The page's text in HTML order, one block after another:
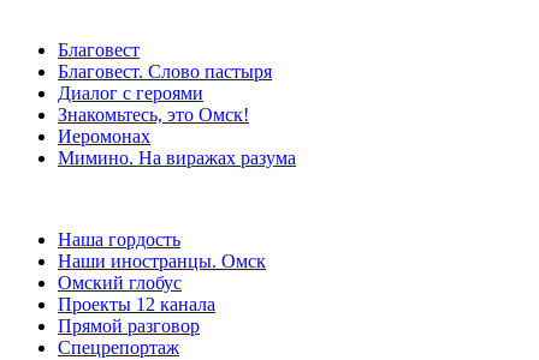
Благовест
Благовест. Слово пастыря
Диалог с героями
Знакомьтесь, это Омск!
Иеромонах
Мимино. На виражах разума
Наша гордость
Наши иностранцы. Омск
Омский глобус
Проекты 12 канала
Прямой разговор
Спецрепортаж